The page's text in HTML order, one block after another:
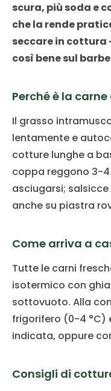
scura, più soda e
che la rende
seccare in cottura
così bene sul
Perché è la
Il grasso
lentamente e
cotture lunghe a
coppa reggono 3-
asciugarsi;
anche su piastra
Come arriva a
Tutte le carni
isotermico con
sottovuoto. Alla
frigorifero (0-4 °C)
indicata, oppure
Consigli di